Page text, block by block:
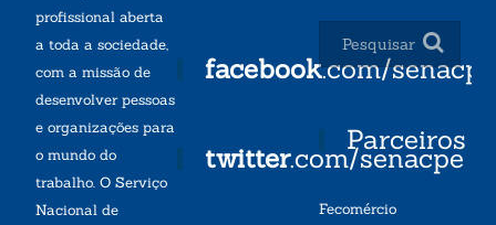
profissional aberta
a toda a sociedade,
com a missão de
desenvolver pessoas
e organizações para
o mundo do
trabalho. O Serviço
Nacional de
facebook.com/senacpe
twitter.com/senacpe
Parceiros
Fecomércio